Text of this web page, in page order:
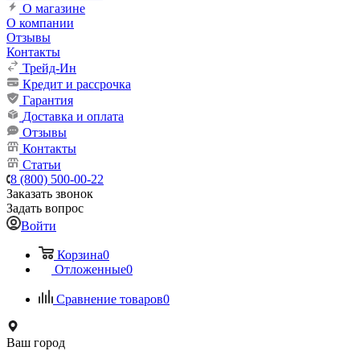
О магазине
О компании
Отзывы
Контакты
Трейд-Ин
Кредит и рассрочка
Гарантия
Доставка и оплата
Отзывы
Контакты
Статьи
8 (800) 500-00-22
Заказать звонок
Задать вопрос
Войти
Корзина0
Отложенные0
Сравнение товаров0
Ваш город